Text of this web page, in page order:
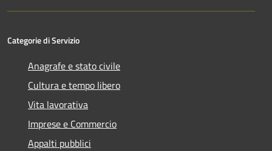
Categorie di Servizio
Anagrafe e stato civile
Cultura e tempo libero
Vita lavorativa
Imprese e Commercio
Appalti pubblici